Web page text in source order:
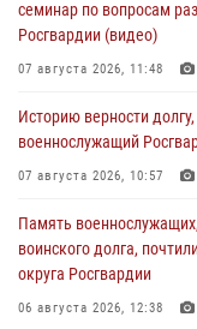
семинар по вопросам
Росгвардии (видео)
07 августа 2026, 11:48
Историю верности
военнослужащий
07 августа 2026, 10:57
Память
воинского долга,
округа Росгвардии
06 августа 2026, 12:38